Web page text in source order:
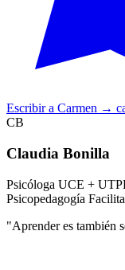
Escribir a Carmen →
CB
Claudia Bonilla
Psicóloga UCE +
Psicopedagogía
"Aprender es también